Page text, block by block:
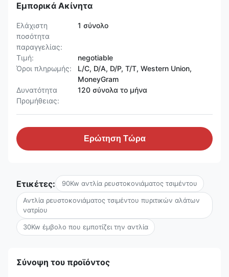
Εμπορικά Ακίνητα
Ελάχιστη
ποσότητα
παραγγελίας:
1 σύνολο
Τιμή:
negotiable
Όροι πληρωμής:
L/C, D/A, D/P, T/T, Western Union,
MoneyGram
Δυνατότητα
Προμήθειας:
120 σύνολα το μήνα
Ερώτηση Τώρα
Ετικέτες: 90Kw αντλία ρευστοκονιάματος τσιμέντου
Αντλία ρευστοκονιάματος τσιμέντου πυριτικών αλάτων
νατρίου
30Kw έμβολο που εμποτίζει την αντλία
Σύνοψη του προϊόντος